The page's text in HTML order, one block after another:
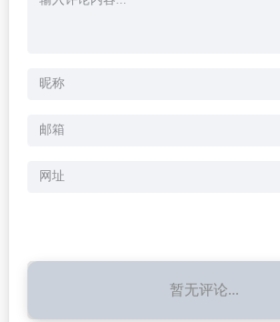
暂无评论...